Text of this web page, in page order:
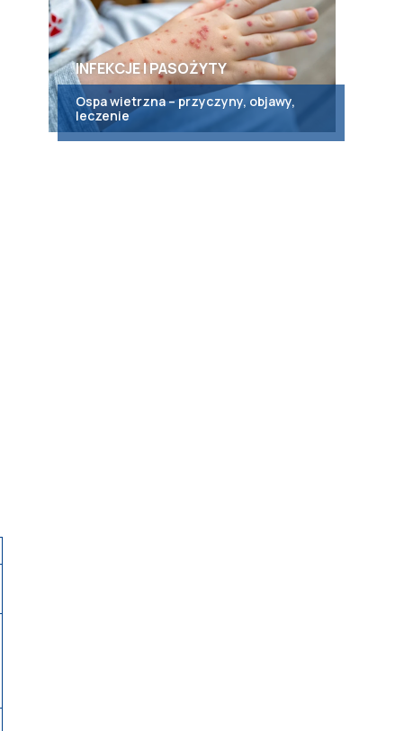
INFEKCJE I PASOŻYTY
Ospa wietrzna – przyczyny, objawy,
leczenie